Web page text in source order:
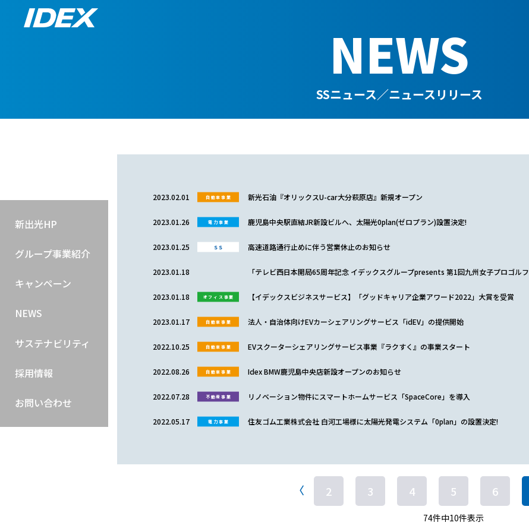
新出光HP
グループ事業紹介
キャンペーン
NEWS
サステナビリティ
採用情報
お問い合わせ
SSニュース／ニュースリリース
NEWS
2023.02.01 自動車事業 新光石油『オリックスU-car大分萩原店』新規オープン
2023.01.26 電力事業 鹿児島中央駅直結JR新設ビルへ、太陽光0plan(ゼロプラン)設置決定!
2023.01.25 SS 高速道路通行止めに伴う営業休止のお知らせ
2023.01.18 「テレビ西日本開局65周年記念 イデックスグループpresents 第1回九州女子プロゴル
2023.01.18 オフィス事業 【イデックスビジネスサービス】「グッドキャリア企業アワード2022」大賞を受賞
2023.01.17 自動車事業 法人・自治体向けEVカーシェアリングサービス「idEV」の提供開始
2022.10.25 自動車事業 EVスクーターシェアリングサービス事業『ラクすく』の事業スタート
2022.08.26 自動車事業 Idex BMW鹿児島中央店新設オープンのお知らせ
2022.07.28 不動産事業 リノベーション物件にスマートホームサービス「SpaceCore」を導入
2022.05.17 電力事業 住友ゴム工業株式会社 白河工場様に太陽光発電システム「0plan」の設置決定!
〉 2 3 4 5 6
74件中10件表示